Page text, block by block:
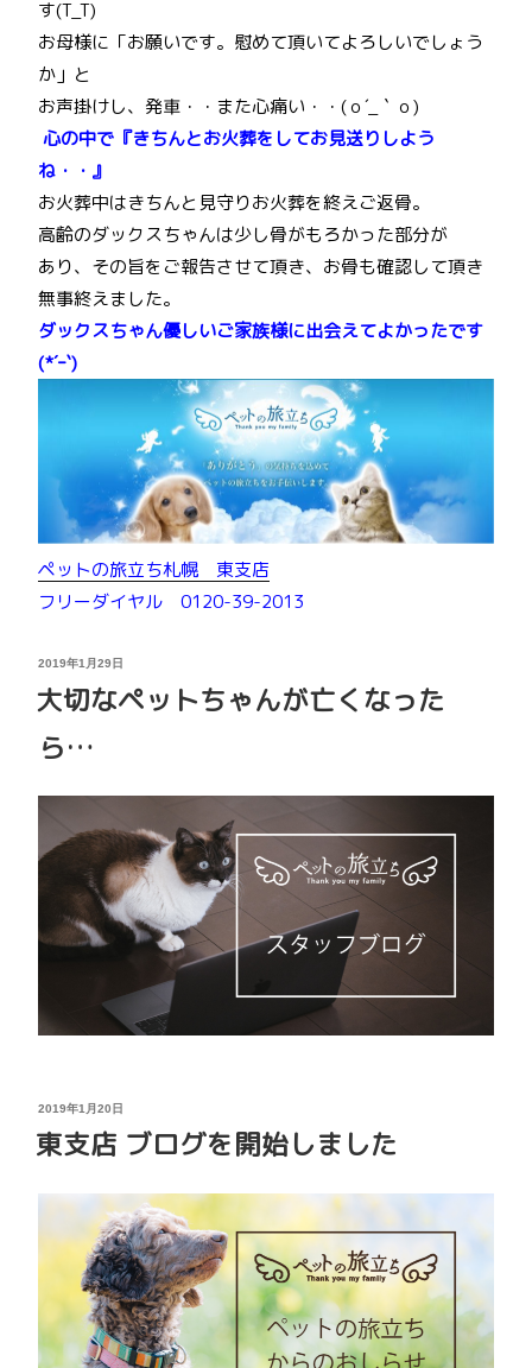
す(T_T)
お母様に「お願いです。慰めて頂いてよろしいでしょう
か」と
お声掛けし、発車・・また心痛い・・(ｏ´_｀ｏ)
心の中で『きちんとお火葬をしてお見送りしよう
ね・・』
お火葬中はきちんと見守りお火葬を終えご返骨。
高齢のダックスちゃんは少し骨がもろかった部分が
あり、その旨をご報告させて頂き、お骨も確認して頂き
無事終えました。
ダックスちゃん優しいご家族様に出会えてよかったです
(*´ｰ`)
ペットの旅立ち札幌 東支店
フリーダイヤル 0120-39-2013
投
日:
2019年1月29日
大切なペットちゃんが亡くなった
ら…
投
日:
2019年1月20日
東支店 ブログを開始しました